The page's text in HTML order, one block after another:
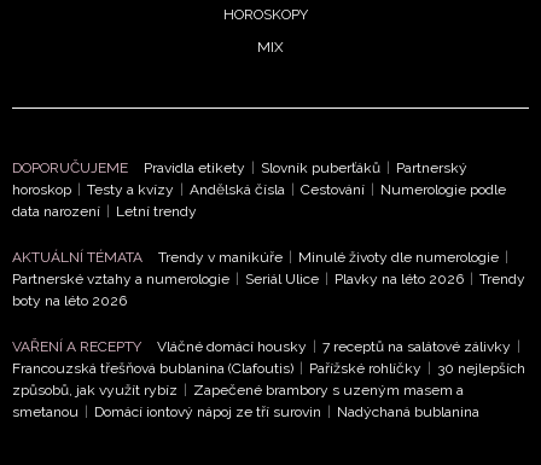
NEWSLETTER
Přihlášením k newsletteru souhlasíte s Obchodními
podmínkami společnosti BurdaMedia Extra s.r.o.
potvrzujete, že jste se seznámili se Zásadami
HOROSKOPY
MIX
DOPORUČUJEME Pravidla etikety Slovník puberťáků
Partnerský
horoskop
Testy a kvízy Andělská čísla Cestování
Numerologie podle
data narození
Letní trendy
AKTUÁLNÍ TÉMATA Trendy v manikúře Minulé životy dle numerologie
Partnerské vztahy a numerologie
Seriál Ulice Plavky na léto 2026
Trendy
boty na léto 2026
VAŘENÍ A RECEPTY Vláčné domácí housky 7 receptů na salátové zálivky
Francouzská třešňová bublanina (Clafoutis)
Pařížské rohlíčky
30 nejlepších
způsobů, jak využít rybíz
Zapečené brambory s uzeným masem a
smetanou
Domácí iontový nápoj ze tří surovin Nadýchaná bublanina